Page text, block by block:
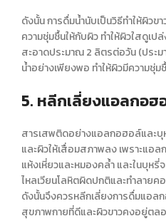
ดังนั้น การดื่มน้ำนับเป็นวิธีทำให้ผิวข
ความชุ่มชื้นให้กับผิวทำให้ผิวใสดูเป
สะอาดประมาณ 2 ลิตรต่อวัน (ประ
น้ำอย่างเพียงพอ ทำให้ผิวมีความชุ่
5. หลีกเลี่ยงแอลกอฮ
สารเสพติดอย่างแอลกอฮอล์และบุ
และผิวให้เสื่อมสภาพลง เพราะแอล
แห้งเหี่ยวและหมองคล้ำ และในบุหรี่
ไหลเวียนโลหิตผิดปกติและทำลายค
ดังนั้นจึงควรหลีกเลี่ยงการดื่มแอล
สุขภาพกายที่ดีและผิวขาวคงอยู่ตล